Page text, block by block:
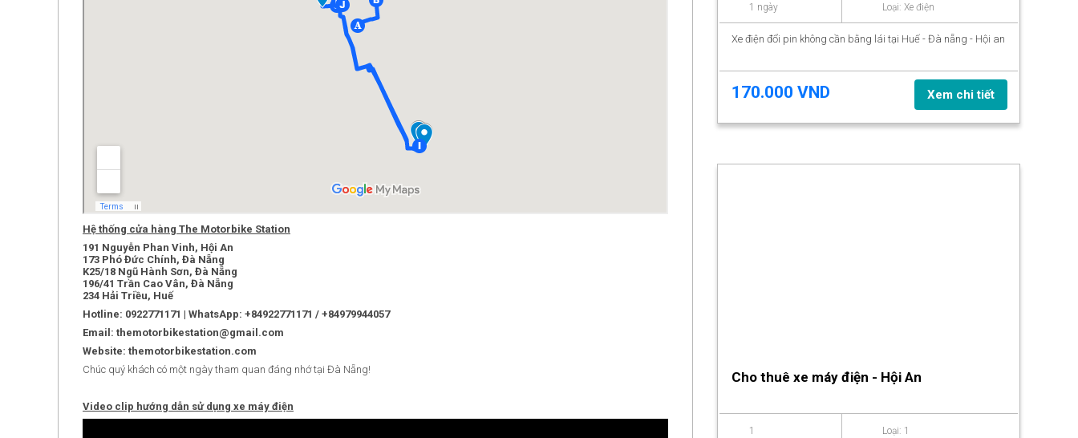
Hệ thống cửa hàng The Motorbike Station
191 Nguyễn Phan Vinh, Hội An
173 Phó Đức Chính, Đà Nẵng
K25/18 Ngũ Hành Sơn, Đà Nẵng
196/41 Trần Cao Vân, Đà Nẵng
234 Hải Triều, Huế
Hotline: 0922771171 | WhatsApp: +84922771171 / +84979944057
Email: themotorbikestation@gmail.com
Website: themotorbikestation.com
Chúc quý khách có một ngày tham quan đáng nhớ tại Đà Nẵng!
Video clip hướng dẫn sử dụng xe máy điện
1 ngày Loại: Xe điện
Xe điện đổi pin không cần bằng lái tại Huế - Đà nẵng - Hội an
170.000 VND Xem chi tiết
Cho thuê xe máy điện - Hội An
1 Loại: 1